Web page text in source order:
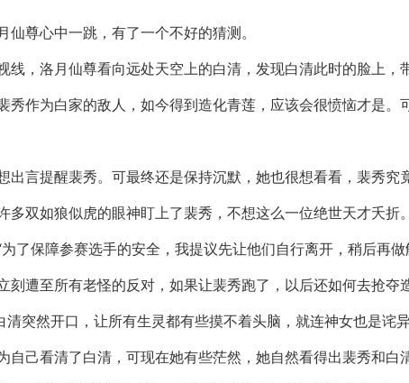
仙尊心中一跳，有了一个不好的猜测。
线，洛月仙尊看向远处天空上的白清，发现白清此时的脸上，
秀作为白家的敌人，如今得到造化青莲，应该会很愤恼才是。
出言提醒裴秀。可最终还是保持沉默，她也很想看看，裴秀究
多双如狼似虎的眼神盯上了裴秀，不想这么一位绝世天才夭折。
了保障参赛选手的安全，我提议先让他们自行离开，稍后再做
刻遭至所有老怪的反对，如果让裴秀跑了，以后还如何去抢夺
清突然开口，让所有生灵都有些摸不着头脑，就连神女也是诧异
自己看清了白清，可现在她有些茫然，她自然看得出裴秀和